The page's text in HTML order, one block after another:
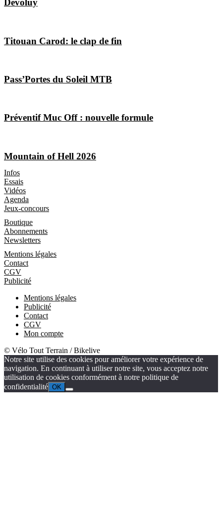
Dévoluy
Titouan Carod: le clap de fin
Pass’Portes du Soleil MTB
Préventif Muc Off : nouvelle formule
Mountain of Hell 2026
Infos
Essais
Vidéos
Agenda
Jeux-concours
Boutique
Abonnements
Newsletters
Mentions légales
Contact
CGV
Publicité
Mentions légales
Publicité
Contact
CGV
Mon compte
© Vélo Tout Terrain / Bikelive
Notre site utilise des cookies pour améliorer votre expérience de
navigation. En continuant à utiliser notre site, vous acceptez notre
utilisation de cookies conformément à notre politique de
confidentialité OK